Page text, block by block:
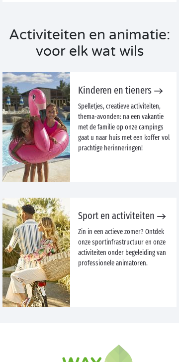
Activiteiten en animatie:
voor elk wat wils
Kinderen en tieners
Spelletjes, creatieve activiteiten,
thema-avonden: na een vakantie
met de familie op onze campings
gaat u naar huis met een koffer vol
prachtige herinneringen!
Sport en activiteiten
Zin in een actieve zomer? Ontdek
onze sportinfrastructuur en onze
activiteiten onder begeleiding van
professionele animatoren.